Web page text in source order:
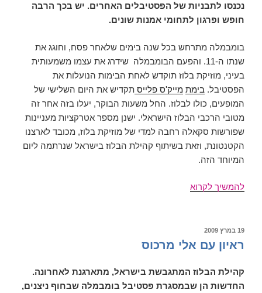
נכנסו לתבניות של הפסטיבלים האחרים. יש בכך הרבה
חופש ופרגון לתחומי אמנות שונים.
בומבמלה מתרחש בכל שנה בימים שלאחר פסח, וחוגג את
שנתו ה-11. והפעם הבומבמלה שידרג את עצמו משמעותית
בעיני, מוזיקת בלוז תוקדש לאחת הבימות הנועלות את
הפסטיבל. בימת מייק'ס פלייס תקדיש את היום השלישי של
המופעים, כולו לבלוז. החל משעות הבוקר, יעלו בזה אחר זה
מטובי הרכבי הבלוז הישראלי. ישנן מספר אטרקציות מעניינות
שפורשות סקאלה רחבה למדי של מוזיקת בלוז, מכובד לארצנו
הקטנטונת, וזאת בשיתוף קהילת הבלוז בישראל שנרתמה ליום
המיוחד הזה.
להמשיך לקרוא
פורסם
19 במרץ 2009
ראיון עם אלי מרכוס
קהילת הבלוז המתגבשת בישראל, מתארגנת לאחרונה.
החדשות הן שבמסגרת פסטיבל בומבמלה שבחוף ניצנים,